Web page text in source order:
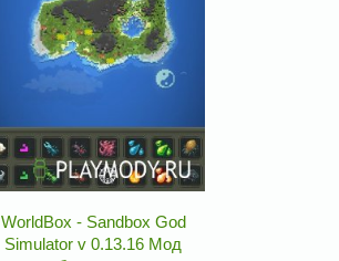
WorldBox - Sandbox God
Simulator v 0.13.16 Мод